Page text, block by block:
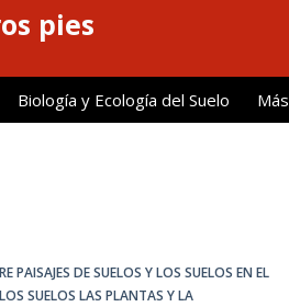
pies
Biología y Ecología del Suelo Más
PAISAJES DE SUELOS Y LOS SUELOS EN EL
LOS SUELOS LAS PLANTAS Y LA